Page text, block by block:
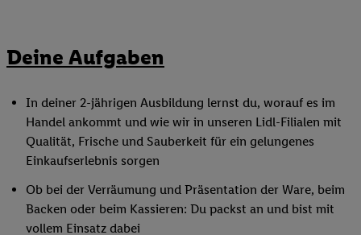
Deine Aufgaben
In deiner 2-jährigen Ausbildung lernst du, worauf es im
Handel ankommt und wie wir in unseren Lidl-Filialen mit
Qualität, Frische und Sauberkeit für ein gelungenes
Einkaufserlebnis sorgen
Ob bei der Verräumung und Präsentation der Ware, beim
Backen oder beim Kassieren: Du packst an und bist mit
vollem Einsatz dabei